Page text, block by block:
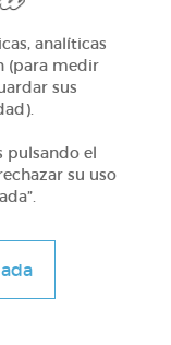
de esopo
analíticas
(para medir
sus
pulsando el
su uso